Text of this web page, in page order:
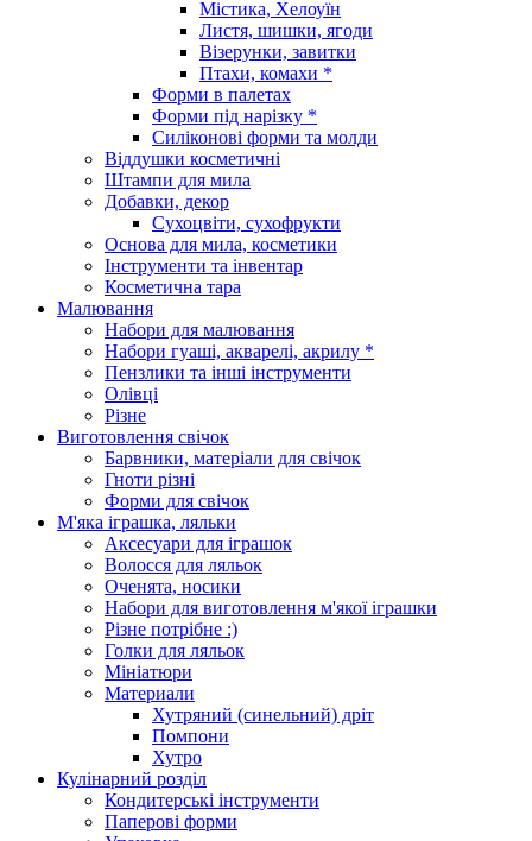
Містика, Хелоуїн
Листя, шишки, ягоди
Візерунки, завитки
Птахи, комахи *
Форми в палетах
Форми під нарізку *
Силіконові форми та молди
Віддушки косметичні
Штампи для мила
Добавки, декор
Сухоцвіти, сухофрукти
Основа для мила, косметики
Інструменти та інвентар
Косметична тара
Малювання
Набори для малювання
Набори гуаші, акварелі, акрилу *
Пензлики та інші інструменти
Олівці
Різне
Виготовлення свічок
Барвники, матеріали для свічок
Гноти різні
Форми для свічок
М'яка іграшка, ляльки
Аксесуари для іграшок
Волосся для ляльок
Оченята, носики
Набори для виготовлення м'якої іграшки
Різне потрібне :)
Голки для ляльок
Мініатюри
Материали
Хутряний (синельний) дріт
Помпони
Хутро
Кулінарний розділ
Кондитерські інструменти
Паперові форми